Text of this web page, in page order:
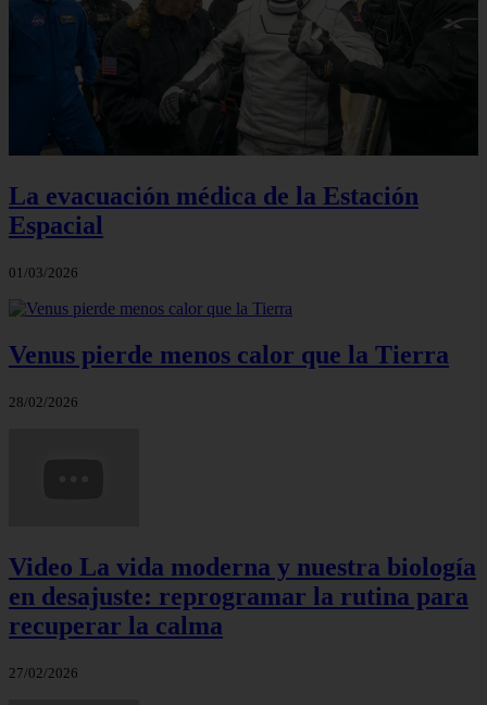
La evacuación médica de la Estación
Espacial
01/03/2026
Venus pierde menos calor que la Tierra
28/02/2026
Video La vida moderna y nuestra biología
en desajuste: reprogramar la rutina para
recuperar la calma
27/02/2026